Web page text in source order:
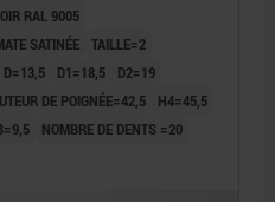
RAL 9005
SATINÉE TAILLE=2
D=13,5 D1=18,5
D2=19
DE POIGNÉE=42,5
H4=45,5
NOMBRE DE DENTS =20